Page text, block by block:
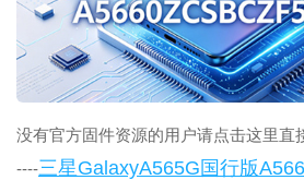
没有官方固件资源的用户请点击这里直
----三星GalaxyA565G国行版